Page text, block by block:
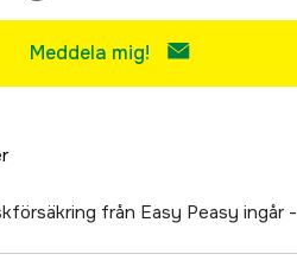
Meddela mig!
från Easy Peasy ingår -